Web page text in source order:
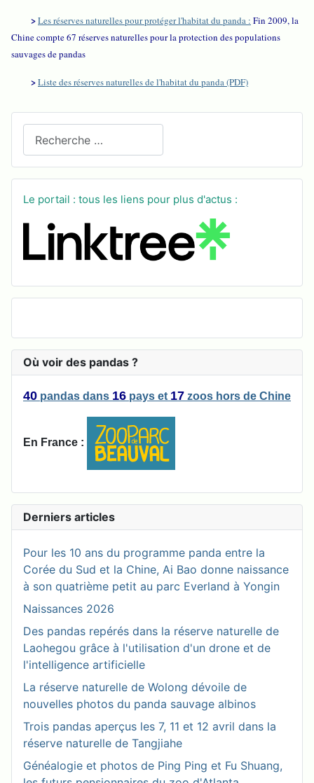
Le portail : tous les liens pour plus d'actus :
Où voir des pandas ?
40 pandas dans 16 pays et 17 zoos hors de Chine
En France :
Derniers articles
Pour les 10 ans du programme panda entre la
Corée du Sud et la Chine, Ai Bao donne naissance
à son quatrième petit au parc Everland à Yongin
Naissances 2026
Des pandas repérés dans la réserve naturelle de
Laohegou grâce à l'utilisation d'un drone et de
l'intelligence artificielle
La réserve naturelle de Wolong dévoile de
nouvelles photos du panda sauvage albinos
Trois pandas aperçus les 7, 11 et 12 avril dans la
réserve naturelle de Tangjiahe
Généalogie et photos de Ping Ping et Fu Shuang,
>Les réserves naturelles pour protéger l'habitat du panda : Fin 2009, la
Chine compte 67 réserves naturelles pour la protection des populations
sauvages de pandas
>Liste des réserves naturelles de l'habitat du panda (PDF)